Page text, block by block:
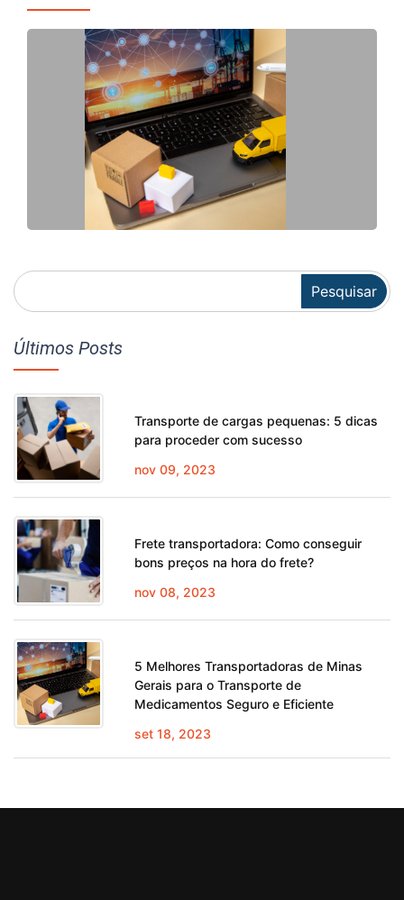
Pesquisar
Últimos Posts
Transporte de cargas pequenas: 5 dicas
para proceder com sucesso
nov 09, 2023
Frete transportadora: Como conseguir
bons preços na hora do frete?
nov 08, 2023
5 Melhores Transportadoras de Minas
Gerais para o Transporte de
Medicamentos Seguro e Eficiente
set 18, 2023